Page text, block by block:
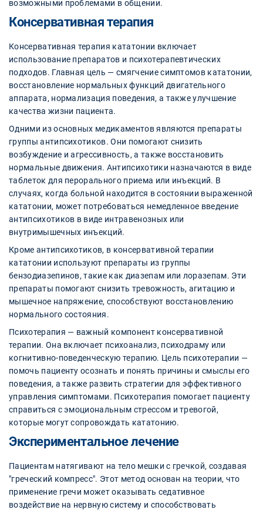
возможными проблемами в общении.
Консервативная терапия
Консервативная терапия кататонии включает
использование препаратов и психотерапевтических
подходов. Главная цель — смягчение симптомов кататонии,
восстановление нормальных функций двигательного
аппарата, нормализация поведения, а также улучшение
качества жизни пациента.
Одними из основных медикаментов являются препараты
группы антипсихотиков. Они помогают снизить
возбуждение и агрессивность, а также восстановить
нормальные движения. Антипсихотики назначаются в виде
таблеток для перорального приема или инъекций. В
случаях, когда больной находится в состоянии выраженной
кататонии, может потребоваться немедленное введение
антипсихотиков в виде интравенозных или
внутримышечных инъекций.
Кроме антипсихотиков, в консервативной терапии
кататонии используют препараты из группы
бензодиазепинов, такие как диазепам или лоразепам. Эти
препараты помогают снизить тревожность, агитацию и
мышечное напряжение, способствуют восстановлению
нормального состояния.
Психотерапия — важный компонент консервативной
терапии. Она включает психоанализ, психодраму или
когнитивно-поведенческую терапию. Цель психотерапии —
помочь пациенту осознать и понять причины и смыслы его
поведения, а также развить стратегии для эффективного
управления симптомами. Психотерапия помогает пациенту
справиться с эмоциональным стрессом и тревогой,
которые могут сопровождать кататонию.
Экспериментальное лечение
Пациентам натягивают на тело мешки с гречкой, создавая
"греческий компресс". Этот метод основан на теории, что
применение гречи может оказывать седативное
воздействие на нервную систему и способствовать